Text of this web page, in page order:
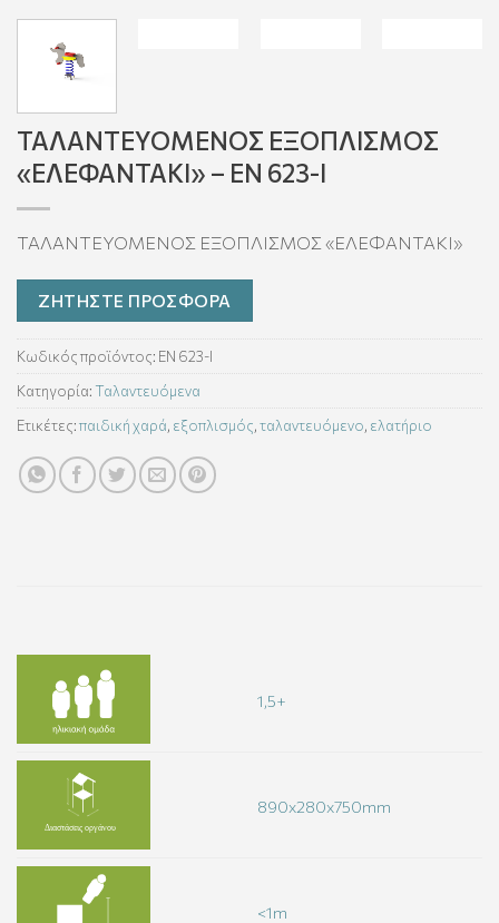
ΤΑΛΑΝΤΕΥΟΜΕΝΟΣ ΕΞΟΠΛΙΣΜΟΣ
«ΕΛΕΦΑΝΤΑΚΙ» – EN 623-Ι
ΤΑΛΑΝΤΕΥΟΜΕΝΟΣ ΕΞΟΠΛΙΣΜΟΣ «ΕΛΕΦΑΝΤΑΚΙ»
ΖΗΤΗΣΤΕ ΠΡΟΣΦΟΡΑ
Κωδικός προϊόντος: EN 623-Ι
Κατηγορία: Ταλαντευόμενα
Ετικέτες:παιδική χαρά, εξοπλισμός,ταλαντευόμενο, ελατήριο
1,5+
890x280x750mm
<1m